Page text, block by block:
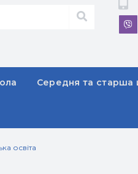
Середня та старша
освіта